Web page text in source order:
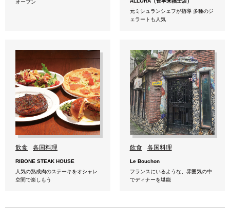
オープン
元ミシュランシェフが指導 多種のジ
ェラートも人気
飲食 各国料理
RIBONE STEAK HOUSE
人気の熟成肉のステーキをオシャレ
空間で楽しもう
飲食 各国料理
Le Bouchon
フランスにいるような、雰囲気の中
でディナーを堪能